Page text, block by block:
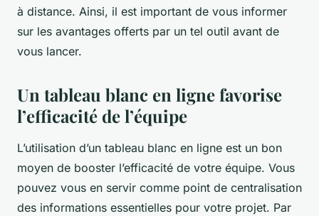
à distance. Ainsi, il est important de vous informer
sur les avantages offerts par un tel outil avant de
vous lancer.
Un tableau blanc en ligne favorise
l’efficacité de l’équipe
L’utilisation d’un tableau blanc en ligne est un bon
moyen de booster l’efficacité de votre équipe. Vous
pouvez vous en servir comme point de centralisation
des informations essentielles pour votre projet. Par